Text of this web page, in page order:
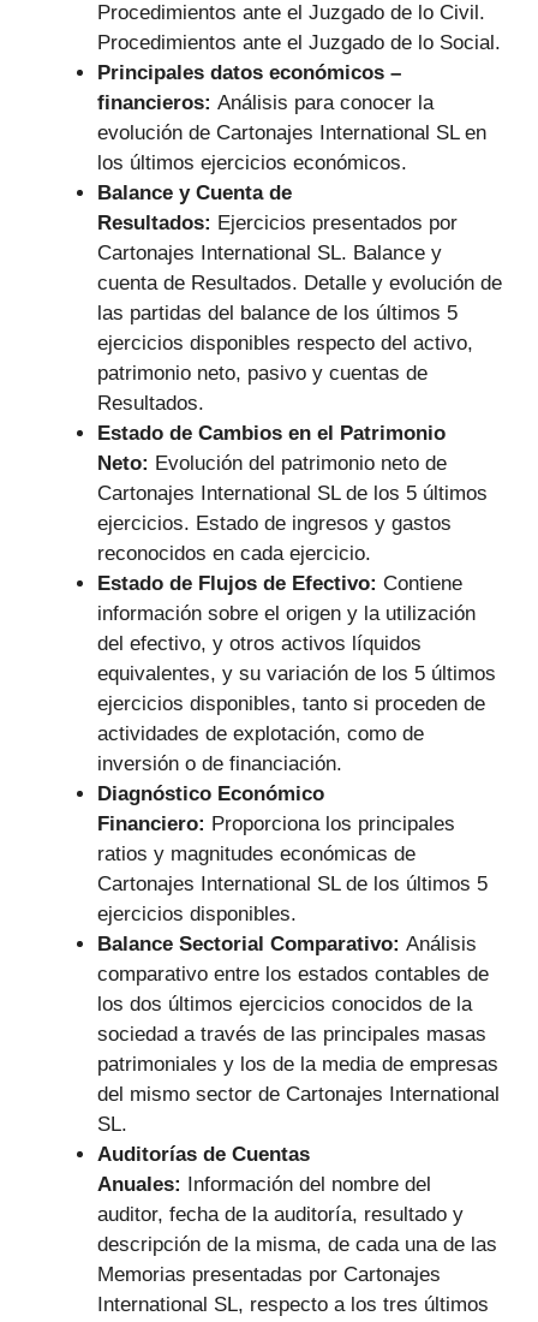
Procedimientos ante el Juzgado de lo Civil.
Procedimientos ante el Juzgado de lo Social.
Principales datos económicos –
financieros: Análisis para conocer la
evolución de Cartonajes International SL en
los últimos ejercicios económicos.
Balance y Cuenta de
Resultados: Ejercicios presentados por
Cartonajes International SL. Balance y
cuenta de Resultados. Detalle y evolución de
las partidas del balance de los últimos 5
ejercicios disponibles respecto del activo,
patrimonio neto, pasivo y cuentas de
Resultados.
Estado de Cambios en el Patrimonio
Neto: Evolución del patrimonio neto de
Cartonajes International SL de los 5 últimos
ejercicios. Estado de ingresos y gastos
reconocidos en cada ejercicio.
Estado de Flujos de Efectivo: Contiene
información sobre el origen y la utilización
del efectivo, y otros activos líquidos
equivalentes, y su variación de los 5 últimos
ejercicios disponibles, tanto si proceden de
actividades de explotación, como de
inversión o de financiación.
Diagnóstico Económico
Financiero: Proporciona los principales
ratios y magnitudes económicas de
Cartonajes International SL de los últimos 5
ejercicios disponibles.
Balance Sectorial Comparativo: Análisis
comparativo entre los estados contables de
los dos últimos ejercicios conocidos de la
sociedad a través de las principales masas
patrimoniales y los de la media de empresas
del mismo sector de Cartonajes International
SL.
Auditorías de Cuentas
Anuales: Información del nombre del
auditor, fecha de la auditoría, resultado y
descripción de la misma, de cada una de las
Memorias presentadas por Cartonajes
International SL, respecto a los tres últimos